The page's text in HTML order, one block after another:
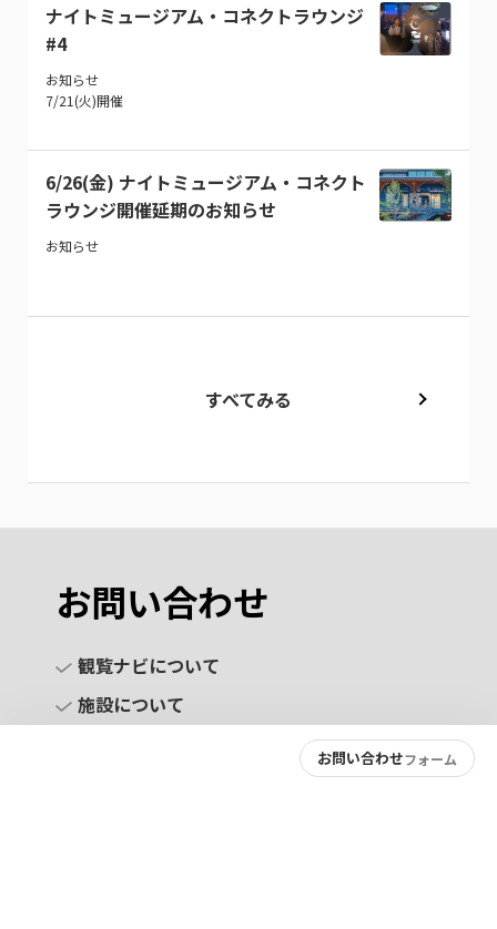
お問い合わせフォーム
ナイトミュージアム・コネクトラウンジ
#4
お知らせ
7/21(火)開催
6/26(金) ナイトミュージアム・コネクト
ラウンジ開催延期のお知らせ
お知らせ
すべてみる
お問い合わせ
観覧ナビについて
施設について